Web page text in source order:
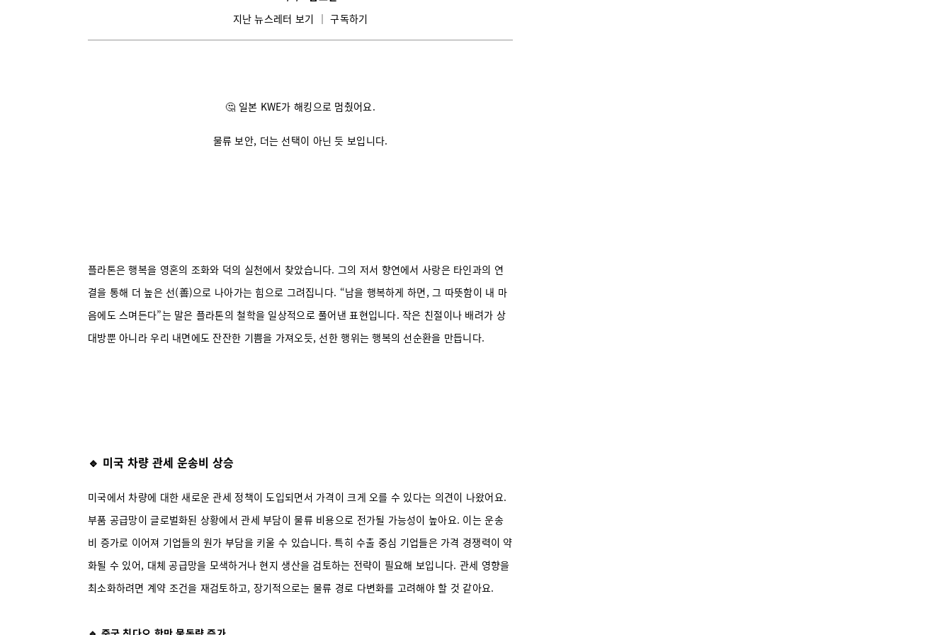
지난 뉴스레터 보기
│구독하기
🤔 일본 KWE가 해킹으로 멈췄어요.
물류 보안, 더는 선택이 아닌 듯 보입니다.
플라톤은 행복을 영혼의 조화와 덕의 실천에서 찾았습니다. 그의 저서 향연에서 사랑은 타인과의 연
결을 통해 더 높은 선(善)으로 나아가는 힘으로 그려집니다. “남을 행복하게 하면, 그 따뜻함이 내 마
음에도 스며든다”는 말은 플라톤의 철학을 일상적으로 풀어낸 표현입니다. 작은 친절이나 배려가 상
대방뿐 아니라 우리 내면에도 잔잔한 기쁨을 가져오듯, 선한 행위는 행복의 선순환을 만듭니다.
🔹 미국 차량 관세 운송비 상승
미국에서 차량에 대한 새로운 관세 정책이 도입되면서 가격이 크게 오를 수 있다는 의견이 나왔어요.
부품 공급망이 글로벌화된 상황에서 관세 부담이 물류 비용으로 전가될 가능성이 높아요. 이는 운송
비 증가로 이어져 기업들의 원가 부담을 키울 수 있습니다. 특히 수출 중심 기업들은 가격 경쟁력이 약
화될 수 있어, 대체 공급망을 모색하거나 현지 생산을 검토하는 전략이 필요해 보입니다. 관세 영향을
최소화하려면 계약 조건을 재검토하고, 장기적으로는 물류 경로 다변화를 고려해야 할 것 같아요.